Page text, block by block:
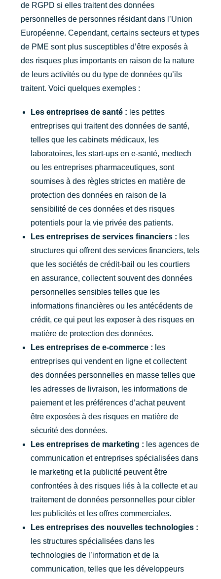
de RGPD si elles traitent des données
personnelles de personnes résidant dans l’Union
Européenne. Cependant, certains secteurs et types
de PME sont plus susceptibles d’être exposés à
des risques plus importants en raison de la nature
de leurs activités ou du type de données qu’ils
traitent. Voici quelques exemples :
Les entreprises de santé : les petites
entreprises qui traitent des données de santé,
telles que les cabinets médicaux, les
laboratoires, les start-ups en e-santé, medtech
ou les entreprises pharmaceutiques, sont
soumises à des règles strictes en matière de
protection des données en raison de la
sensibilité de ces données et des risques
potentiels pour la vie privée des patients.
Les entreprises de services financiers : les
structures qui offrent des services financiers, tels
que les sociétés de crédit-bail ou les courtiers
en assurance, collectent souvent des données
personnelles sensibles telles que les
informations financières ou les antécédents de
crédit, ce qui peut les exposer à des risques en
matière de protection des données.
Les entreprises de e-commerce : les
entreprises qui vendent en ligne et collectent
des données personnelles en masse telles que
les adresses de livraison, les informations de
paiement et les préférences d’achat peuvent
être exposées à des risques en matière de
sécurité des données.
Les entreprises de marketing : les agences de
communication et entreprises spécialisées dans
le marketing et la publicité peuvent être
confrontées à des risques liés à la collecte et au
traitement de données personnelles pour cibler
les publicités et les offres commerciales.
Les entreprises des nouvelles technologies :
les structures spécialisées dans les
technologies de l’information et de la
communication, telles que les développeurs